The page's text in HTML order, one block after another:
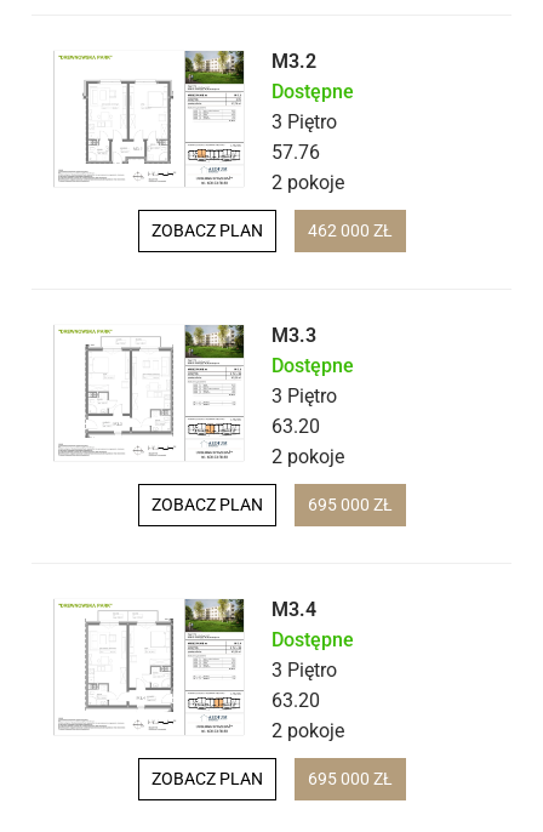
M3.2
3 Piętro
57.76
2 pokoje
Dostępne
ZOBACZ PLAN 462 000 ZŁ
M3.3
3 Piętro
63.20
2 pokoje
Dostępne
ZOBACZ PLAN 695 000 ZŁ
M3.4
3 Piętro
63.20
2 pokoje
Dostępne
ZOBACZ PLAN 695 000 ZŁ